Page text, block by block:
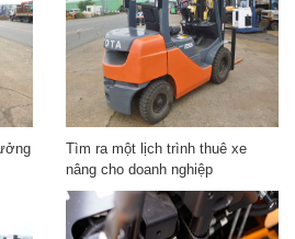
Tìm ra một lịch trình thuê xe
nâng cho doanh nghiệp